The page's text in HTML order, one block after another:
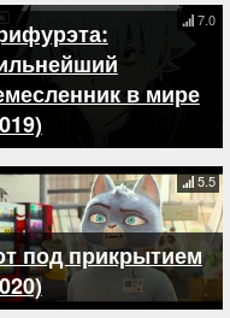
в мире
7.0
под прикрытием
5.5